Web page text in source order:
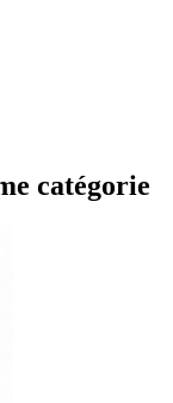
catégorie